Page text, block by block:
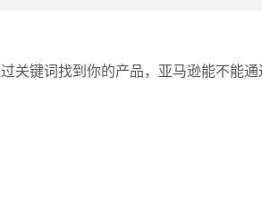
关键词找到你的产品，亚马逊能不能